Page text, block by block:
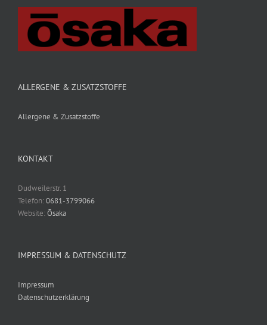
ALLERGENE & ZUSATZSTOFFE
Allergene & Zusatzstoffe
KONTAKT
Dudweilerstr. 1
Telefon:0681-3799066
Website:Ōsaka
IMPRESSUM & DATENSCHUTZ
Impressum
Datenschutzerklärung